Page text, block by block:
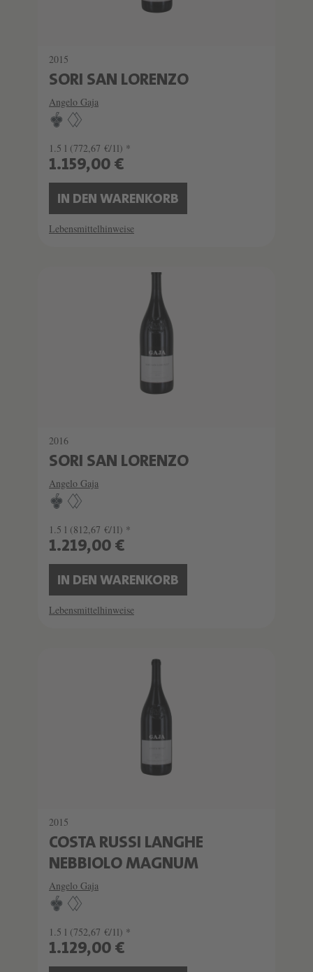
2015
SORI SAN LORENZO
Angelo Gaja
1.5 l (772,67 €/1l) *
1.159,00 €
IN DEN WARENKORB
Lebensmittelhinweise
2016
SORI SAN LORENZO
Angelo Gaja
1.5 l (812,67 €/1l) *
1.219,00 €
IN DEN WARENKORB
Lebensmittelhinweise
2015
COSTA RUSSI LANGHE
NEBBIOLO MAGNUM
Angelo Gaja
1.5 l (752,67 €/1l) *
1.129,00 €